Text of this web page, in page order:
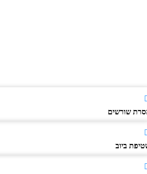
שורשים
ביוב